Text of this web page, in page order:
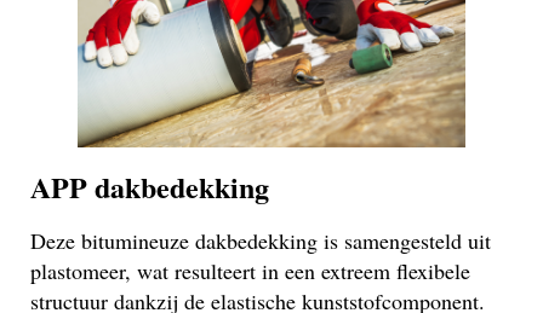
APP dakbedekking
Deze bitumineuze dakbedekking is samengesteld uit
plastomeer, wat resulteert in een extreem flexibele
structuur dankzij de elastische kunststofcomponent.